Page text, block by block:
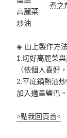
高麗菜
炒油
煮之
◈ 山上製作方法
1.切好高麗菜
（依個人喜好
2.平底鍋熱油
加入適量鹽巴。
>點我回頁首<